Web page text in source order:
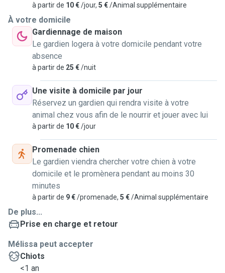
à partir de 10 €/jour, 5 €/Animal supplémentaire
À votre domicile
Gardiennage de maison
Le gardien logera à votre domicile pendant votre
absence
à partir de 25 €/nuit
Une visite à domicile par jour
Réservez un gardien qui rendra visite à votre
animal chez vous afin de le nourrir et jouer avec lui
à partir de 10 €/jour
Promenade chien
Le gardien viendra chercher votre chien à votre
domicile et le promènera pendant au moins 30
minutes
à partir de 9 €/promenade, 5 €/Animal supplémentaire
De plus...
Prise en charge et retour
Mélissa peut accepter
Chiots
<1 an